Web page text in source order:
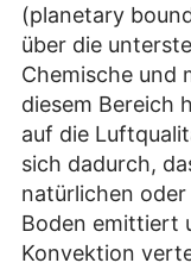
(planetary
über die
Chemische und
diesem Bereich
auf die
sich dadurch,
natürlichen
Boden emittiert
Konvektion